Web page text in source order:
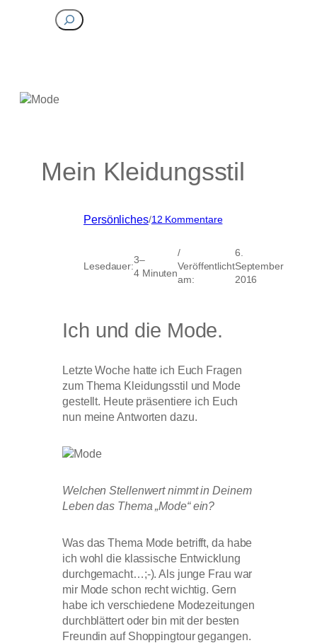
Suchen
Mein Kleidungsstil
Persönliches/12 Kommentarezu
Lesedauer:
3–
4 Minuten
/
Veröffentlicht
am:
6.
September
2016
Ich und die Mode.
Letzte Woche hatte ich Euch Fragen
zum Thema Kleidungsstil und Mode
gestellt. Heute präsentiere ich Euch
nun meine Antworten dazu.
Welchen Stellenwert nimmt in Deinem
Leben das Thema „Mode“ ein?
Was das Thema Mode betrifft, da habe
ich wohl die klassische Entwicklung
durchgemacht…;-). Als junge Frau war
mir Mode schon recht wichtig. Gern
habe ich verschiedene Modezeitungen
durchblättert oder bin mit der besten
Freundin auf Shoppingtour gegangen.